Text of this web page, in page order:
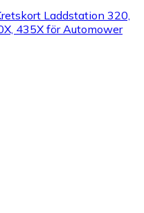
Laddstation 320,
435X för Automower